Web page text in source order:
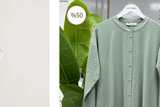
ÜRÜN
%50